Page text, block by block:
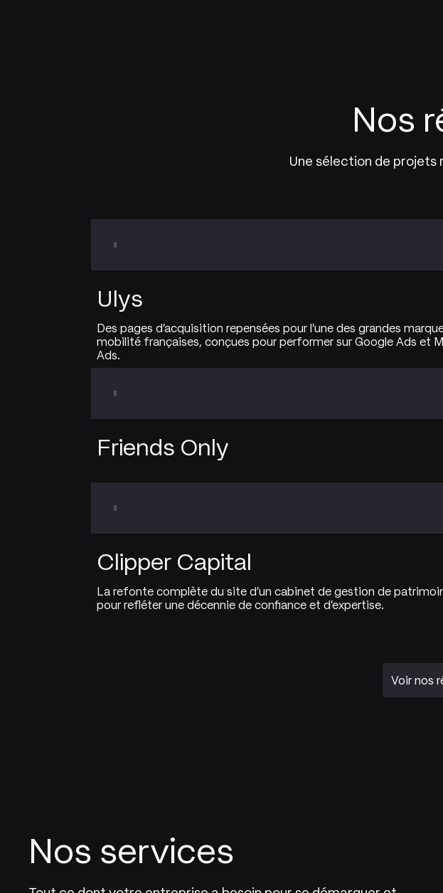
Nos
Une sélection de projets
Ulys
Des pages d'acquisition repensées pour l'une des grandes
mobilité françaises, conçues pour performer sur Google Ads et
Ads.
Friends Only
Clipper Capital
La refonte complète du site d'un cabinet de gestion de
pour refléter une décennie de confiance et d'expertise.
Voir nos
Nos services